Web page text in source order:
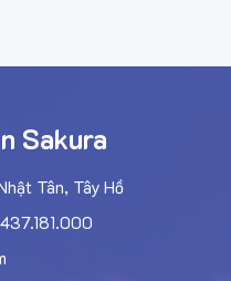
Sakura
Tân, Tây Hồ